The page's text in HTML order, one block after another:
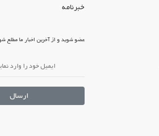
خبرنامه
عضو شوید و از آخرین اخبار ما مطلع
ارسال